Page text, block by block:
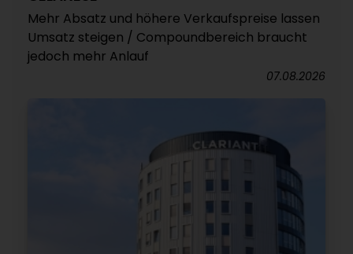
Mehr Absatz und höhere Verkaufspreise lassen
Umsatz steigen / Compoundbereich braucht
jedoch mehr Anlauf
07.08.2026